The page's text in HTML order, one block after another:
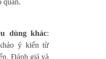
dùng khác:
ý kiến từ
Đánh giá và